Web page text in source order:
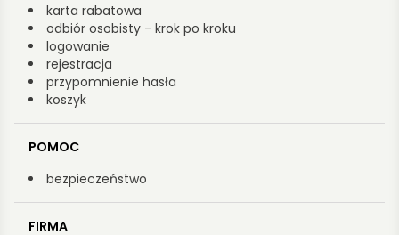
karta rabatowa
odbiór osobisty - krok po kroku
logowanie
rejestracja
przypomnienie hasła
koszyk
POMOC
bezpieczeństwo
FIRMA